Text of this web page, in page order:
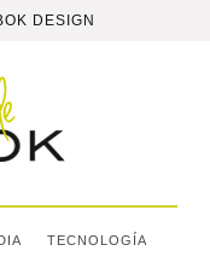
DESIGN
TECNOLOGÍA